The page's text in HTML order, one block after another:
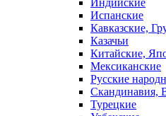
Индийские
Испанские
Кавказские,
Казачьи
Китайские,
Мексиканские
Русские
Скандинавия,
Турецкие